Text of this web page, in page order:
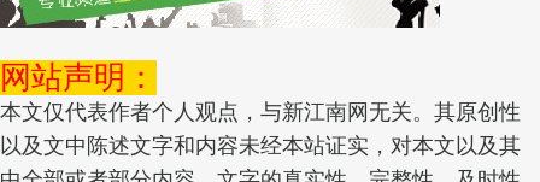
网站声明：
本文仅代表作者个人观点，与新江南网无关。其原创性
以及文中陈述文字和内容未经本站证实，对本文以及其